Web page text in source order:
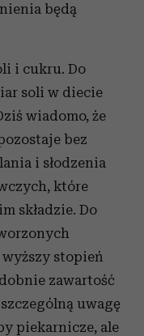
będą
i cukru. Do
soli w diecie
wiadomo, że
bez
i słodzenia
które
składzie. Do
stopień
zawartość
uwagę
piekarnicze, ale